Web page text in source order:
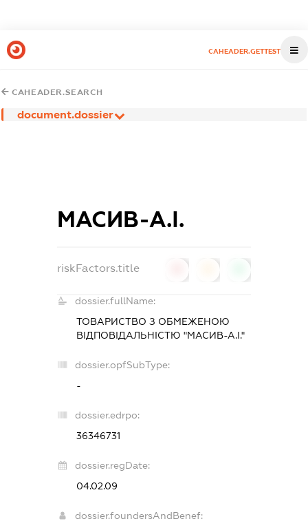
CAHEADER.GETTEST
CAHEADER.SEARCH
document.dossier
МАСИВ-А.І.
riskFactors.title
dossier.fullName:
ТОВАРИСТВО З ОБМЕЖЕНОЮ
ВІДПОВІДАЛЬНІСТЮ "МАСИВ-А.І."
dossier.opfSubType:
-
dossier.edrpo:
36346731
dossier.regDate:
04.02.09
dossier.foundersAndBenef: